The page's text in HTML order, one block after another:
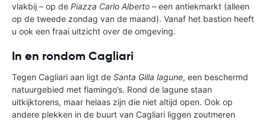
vlakbij – op de Piazza Carlo Alberto – een antiekmarkt (alleen
op de tweede zondag van de maand). Vanaf het bastion heeft
u ook een fraai uitzicht over de omgeving.
In en rondom Cagliari
Tegen Cagliari aan ligt de Santa Gilla lagune, een beschermd
natuurgebied met flamingo’s. Rond de lagune staan
uitkijktorens, maar helaas zijn die niet altijd open. Ook op
andere plekken in de buurt van Cagliari liggen zoutmeren